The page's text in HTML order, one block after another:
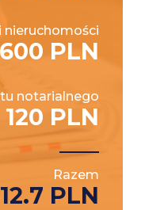
nieruchomości
PLN
notarialnego
120 PLN
Razem
PLN